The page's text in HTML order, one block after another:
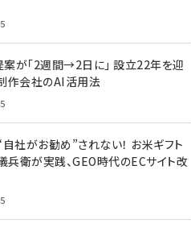
案が「2週間→2日に」 設立22年を迎
作会社のAI活用法
社がお勧め”されない！ お米ギフト
兵衛が実践、GEO時代のECサイト改